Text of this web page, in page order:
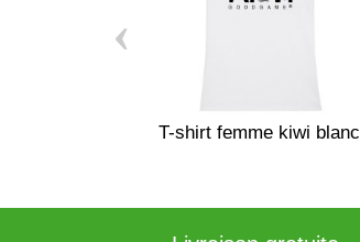
T-shirt femme kiwi blanc
‹